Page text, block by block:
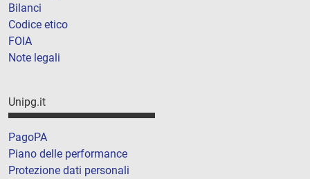
Bilanci
Codice etico
FOIA
Note legali
Unipg.it
PagoPA
Piano delle performance
Protezione dati personali